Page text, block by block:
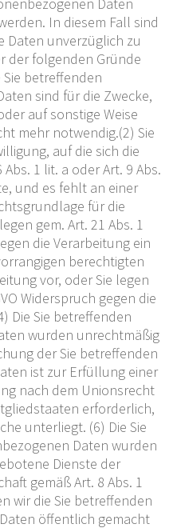
In diesem Fall sind
Daten unverzüglich zu
der folgenden Gründe
Sie betreffenden
sind für die Zwecke,
auf sonstige Weise
mehr notwendig.(2) Sie
auf die sich die
1 lit. a oder Art. 9 Abs.
und es fehlt an einer
für die
gem. Art. 21 Abs. 1
die Verarbeitung ein
berechtigten
vor, oder Sie legen
Widerspruch gegen die
Die Sie betreffenden
wurden unrechtmäßig
der Sie betreffenden
ist zur Erfüllung einer
nach dem Unionsrecht
erforderlich,
unterliegt. (6) Die Sie
Daten wurden
Dienste der
gemäß Art. 8 Abs. 1
wir die Sie betreffenden
öffentlich gemacht